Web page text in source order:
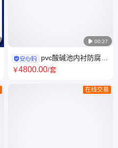
 00:27
pvc酸碱池内衬防腐施
工 厂家供应软内衬PVC化工池
￥4800.00/套
在线交易